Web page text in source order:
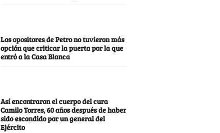
Los opositores de Petro no tuvieron más
opción que criticar la puerta por la que
entró a la Casa Blanca
Así encontraron el cuerpo del cura
Camilo Torres, 60 años después de haber
sido escondido por un general del
Ejército